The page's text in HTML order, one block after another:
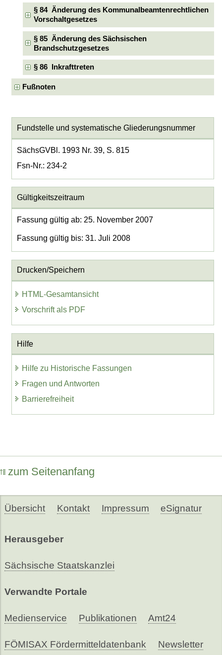
§ 84 Änderung des Kommunalbeamtenrechtlichen
Vorschaltgesetzes
§ 85 Änderung des Sächsischen
Brandschutzgesetzes
§ 86 Inkrafttreten
Fußnoten
Fundstelle und systematische Gliederungsnummer
SächsGVBl. 1993 Nr. 39, S. 815
Fsn-Nr.: 234-2
Gültigkeitszeitraum
Fassung gültig ab: 25. November 2007
Fassung gültig bis: 31. Juli 2008
Drucken/Speichern
HTML-Gesamtansicht
Vorschrift als PDF
Hilfe
Hilfe zu Historische Fassungen
Fragen und Antworten
Barrierefreiheit
zum Seitenanfang
Übersicht Kontakt Impressum eSignatur
Herausgeber
Sächsische Staatskanzlei
Verwandte Portale
Medienservice Publikationen Amt24
FÖMISAX Fördermitteldatenbank Newsletter